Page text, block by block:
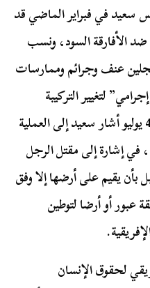
في فبراير الماضي قد
الأفارقة السود، ونسب
عنف وجرائم وممارسات
لتغيير التركيبة
الديمجرافية لتونس. وفي بيان في 4 يوليو أشار سعيد إلى العملية
إشارة إلى مقتل الرجل
بأن يقيم على أرضها إلا وفق
عبور أو أرضا لتوطين
لحقوق الإنسان